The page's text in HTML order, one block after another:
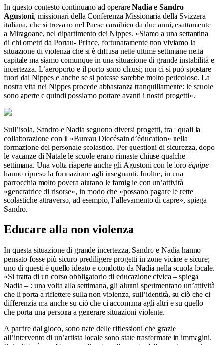
In questo contesto continuano ad operare Nadia e Sandro
Agustoni, missionari della Conferenza Missionaria della Svizzera
italiana, che si trovano nel Paese caraibico da due anni, esattamente
a Miragoane, nel dipartimento dei Nippes. «Siamo a una settantina
di chilometri da Portau- Prince, fortunatamente non viviamo la
situazione di violenza che si è diffusa nelle ultime settimane nella
capitale ma siamo comunque in una situazione di grande instabilità e
incertezza. L’aeroporto e il porto sono chiusi; non ci si può spostare
fuori dai Nippes e anche se si potesse sarebbe molto pericoloso. La
nostra vita nei Nippes procede abbastanza tranquillamente: le scuole
sono aperte e quindi possiamo portare avanti i nostri progetti».
Sull’isola, Sandro e Nadia seguono diversi progetti, tra i quali la
collaborazione con il «Bureau Diocésain d’éducation» nella
formazione del personale scolastico. Per questioni di sicurezza, dopo
le vacanze di Natale le scuole erano rimaste chiuse qualche
settimana. Una volta riaperte anche gli Agustoni con le loro équipe
hanno ripreso la formazione agli insegnanti. Inoltre, in una
parrocchia molto povera aiutano le famiglie con un’attività
«generatrice di risorse», in modo che «possano pagare le rette
scolastiche attraverso, ad esempio, l’allevamento di capre», spiega
Sandro.
Educare alla non violenza
In questa situazione di grande incertezza, Sandro e Nadia hanno
pensato fosse più sicuro prediligere progetti in zone vicine e sicure;
uno di questi è quello ideato e condotto da Nadia nella scuola locale.
«Si tratta di un corso obbligatorio di educazione civica – spiega
Nadia – : una volta alla settimana, gli alunni sperimentano un’attività
che li porta a riflettere sulla non violenza, sull’identità, su ciò che ci
differenzia ma anche su ciò che ci accomuna agli altri e su quello
che porta una persona a generare situazioni violente.
A partire dal gioco, sono nate delle riflessioni che grazie
all’intervento di un’artista locale sono state trasformate in immagini.